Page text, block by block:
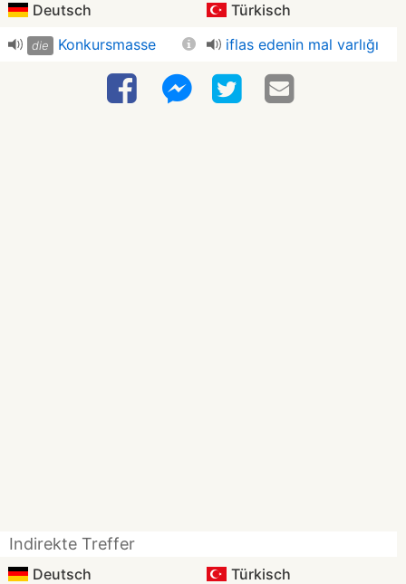
Deutsch Türkisch
die Konkursmasse iflas edenin mal varlığı
Indirekte Treffer
Deutsch Türkisch